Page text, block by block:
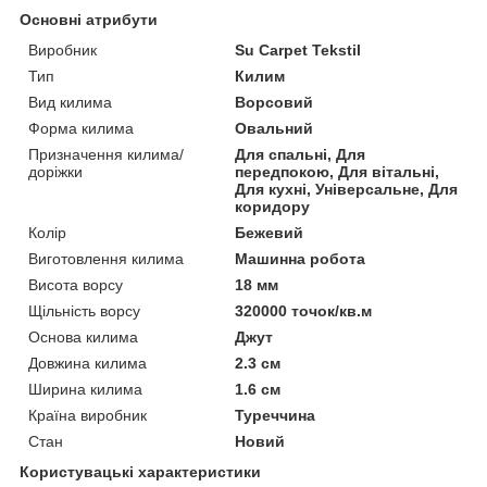
Основні атрибути
Виробник
Su Carpet Tekstil
Тип
Килим
Вид килима
Ворсовий
Форма килима
Овальний
Призначення килима/
доріжки
Для спальні, Для
передпокою, Для вітальні,
Для кухні, Універсальне, Для
коридору
Колір
Бежевий
Виготовлення килима
Машинна робота
Висота ворсу
18 мм
Щільність ворсу
320000 точок/кв.м
Основа килима
Джут
Довжина килима
2.3 см
Ширина килима
1.6 см
Країна виробник
Туреччина
Стан
Новий
Користувацькі характеристики